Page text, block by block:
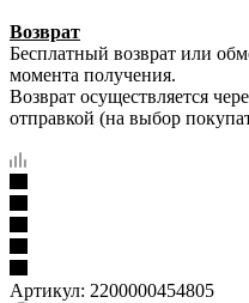
Возврат
Бесплатный возврат или
момента получения.
Возврат осуществляется
отправкой (на выбор
Артикул: 2200000454805